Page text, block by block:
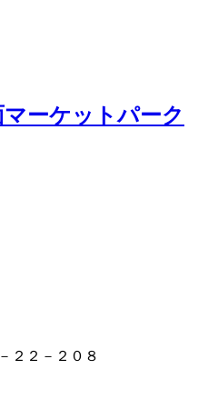
ーケットパーク
２２－２０８